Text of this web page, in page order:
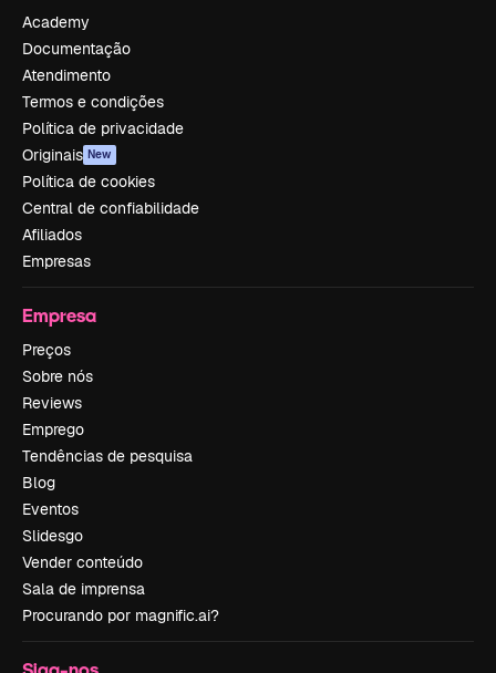
Academy
Documentação
Atendimento
Termos e condições
Política de privacidade
Originais New
Política de cookies
Central de confiabilidade
Afiliados
Empresas
Empresa
Preços
Sobre nós
Reviews
Emprego
Tendências de pesquisa
Blog
Eventos
Slidesgo
Vender conteúdo
Sala de imprensa
Procurando por magnific.ai?